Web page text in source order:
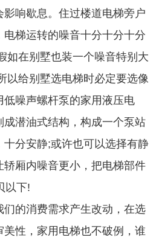
响歇息。住过楼道电梯旁户
梯运转的噪音十分十分十分
如在别墅也装一个噪音特别大
以给别墅选电梯时必定要选像
低噪声螺杆泵的家用液压电
潜油式结构，构成一个泵站
分安静;或许也可以选择有静
厢内噪音更小，把电梯部件
以下!
们的消费需求产生改动，在选
性，家用电梯也不破例，谁